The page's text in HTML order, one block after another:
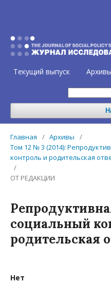
Текущий выпуск Архивы
Главная / Архивы
/
Том 12 № 3 (2014):
контроль и родительская
/
ОТ РЕДАКЦИИ
социальный
родительская
Нет